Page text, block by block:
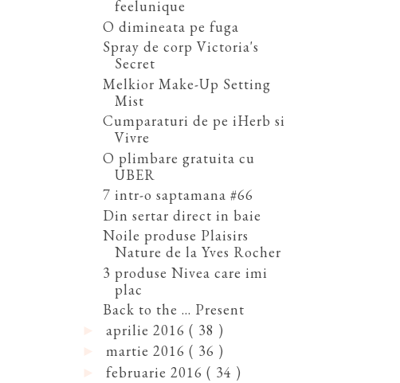
feelunique
O dimineata pe fuga
Spray de corp Victoria's
Secret
Melkior Make-Up Setting
Mist
Cumparaturi de pe iHerb si
Vivre
O plimbare gratuita cu
UBER
7 intr-o saptamana #66
Din sertar direct in baie
Noile produse Plaisirs
Nature de la Yves Rocher
3 produse Nivea care imi
plac
Back to the ... Present
aprilie 2016 ( 38 )
martie 2016 ( 36 )
februarie 2016 ( 34 )